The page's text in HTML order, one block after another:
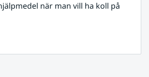
när man vill ha koll på